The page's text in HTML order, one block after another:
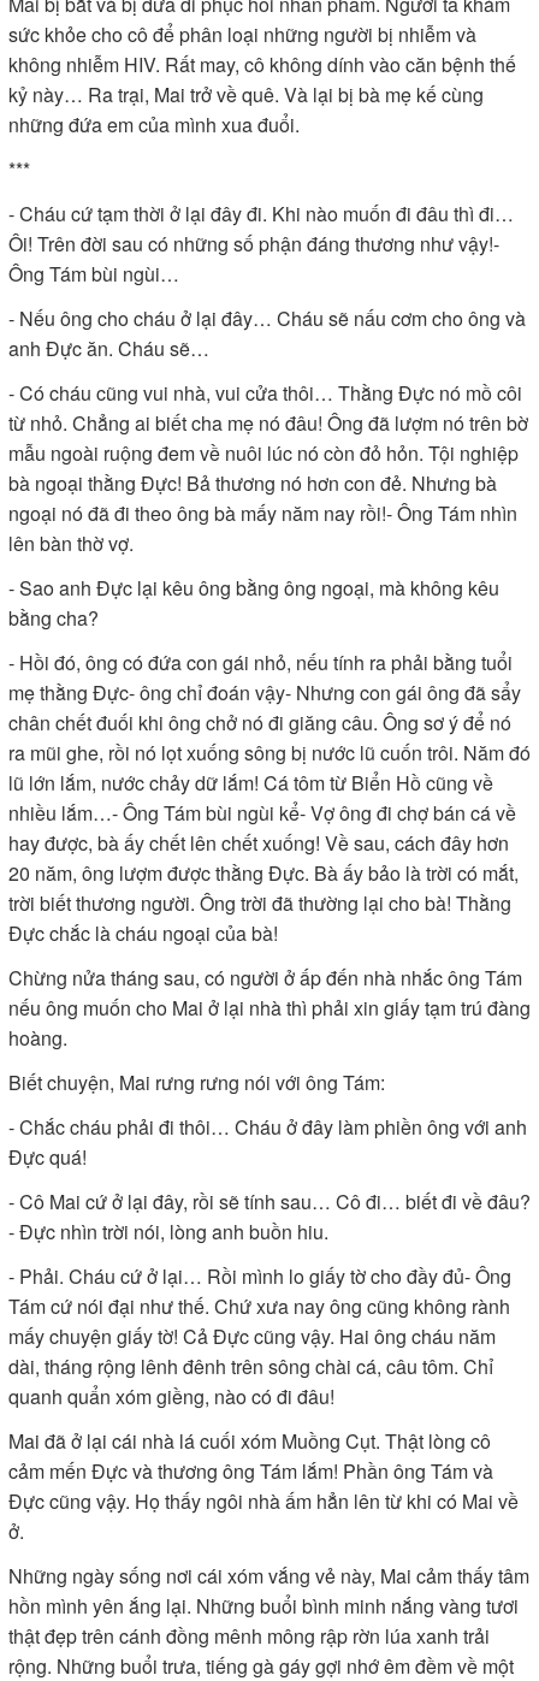
sức khỏe cho cô để phân loại những người bị nhiễm và
không nhiễm HIV. Rất may, cô không dính vào căn bệnh thế
kỷ này… Ra trại, Mai trở về quê. Và lại bị bà mẹ kế cùng
những đứa em của mình xua đuổi.
***
- Cháu cứ tạm thời ở lại đây đi. Khi nào muốn đi đâu thì đi…
Ôi! Trên đời sau có những số phận đáng thương như vậy!-
Ông Tám bùi ngùi…
- Nếu ông cho cháu ở lại đây… Cháu sẽ nấu cơm cho ông và
anh Đực ăn. Cháu sẽ…
- Có cháu cũng vui nhà, vui cửa thôi… Thằng Đực nó mồ côi
từ nhỏ. Chẳng ai biết cha mẹ nó đâu! Ông đã lượm nó trên bờ
mẫu ngoài ruộng đem về nuôi lúc nó còn đỏ hỏn. Tội nghiệp
bà ngoại thằng Đực! Bả thương nó hơn con đẻ. Nhưng bà
ngoại nó đã đi theo ông bà mấy năm nay rồi!- Ông Tám nhìn
lên bàn thờ vợ.
- Sao anh Đực lại kêu ông bằng ông ngoại, mà không kêu
bằng cha?
- Hồi đó, ông có đứa con gái nhỏ, nếu tính ra phải bằng tuổi
mẹ thằng Đực- ông chỉ đoán vậy- Nhưng con gái ông đã sẩy
chân chết đuối khi ông chở nó đi giăng câu. Ông sơ ý để nó
ra mũi ghe, rồi nó lọt xuống sông bị nước lũ cuốn trôi. Năm đó
lũ lớn lắm, nước chảy dữ lắm! Cá tôm từ Biển Hồ cũng về
nhiều lắm…- Ông Tám bùi ngùi kể- Vợ ông đi chợ bán cá về
hay được, bà ấy chết lên chết xuống! Về sau, cách đây hơn
20 năm, ông lượm được thằng Đực. Bà ấy bảo là trời có mắt,
trời biết thương người. Ông trời đã thường lại cho bà! Thằng
Đực chắc là cháu ngoại của bà!
Chừng nửa tháng sau, có người ở ấp đến nhà nhắc ông Tám
nếu ông muốn cho Mai ở lại nhà thì phải xin giấy tạm trú đàng
hoàng.
Biết chuyện, Mai rưng rưng nói với ông Tám:
- Chắc cháu phải đi thôi… Cháu ở đây làm phiền ông với anh
Đực quá!
- Cô Mai cứ ở lại đây, rồi sẽ tính sau… Cô đi… biết đi về đâu?
- Đực nhìn trời nói, lòng anh buồn hiu.
- Phải. Cháu cứ ở lại… Rồi mình lo giấy tờ cho đầy đủ- Ông
Tám cứ nói đại như thế. Chứ xưa nay ông cũng không rành
mấy chuyện giấy tờ! Cả Đực cũng vậy. Hai ông cháu năm
dài, tháng rộng lênh đênh trên sông chài cá, câu tôm. Chỉ
quanh quẩn xóm giềng, nào có đi đâu!
Mai đã ở lại cái nhà lá cuối xóm Muồng Cụt. Thật lòng cô
cảm mến Đực và thương ông Tám lắm! Phần ông Tám và
Đực cũng vậy. Họ thấy ngôi nhà ấm hẳn lên từ khi có Mai về
ở.
Những ngày sống nơi cái xóm vắng vẻ này, Mai cảm thấy tâm
hồn mình yên ắng lại. Những buổi bình minh nắng vàng tươi
thật đẹp trên cánh đồng mênh mông rập rờn lúa xanh trải
rộng. Những buổi trưa, tiếng gà gáy gợi nhớ êm đềm về một